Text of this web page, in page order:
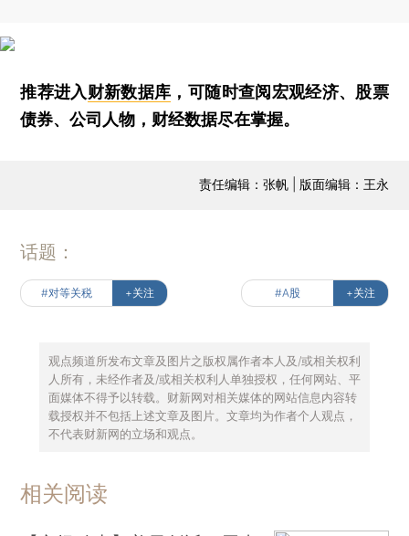
推荐进入财新数据库 ，可随时查阅宏观经济、股票
债券、公司人物，财经数据尽在掌握。
责任编辑：张帆 | 版面编辑：王永
话题：
#对等关税 +关注 #A股 +关注
观点频道所发布文章及图片之版权属作者本人及/或相关权利
人所有，未经作者及/或相关权利人单独授权，任何网站、平
面媒体不得予以转载。财新网对相关媒体的网站信息内容转
载授权并不包括上述文章及图片。文章均为作者个人观点，
不代表财新网的立场和观点。
相关阅读